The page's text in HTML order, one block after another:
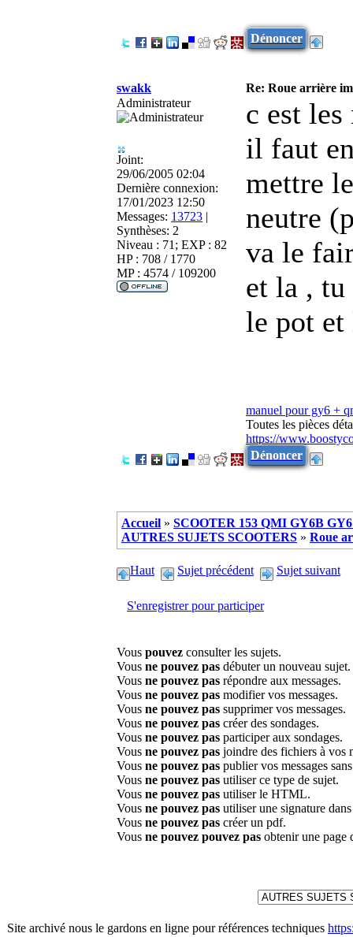
Dénoncer
swakk
Re: Roue arrière
Administrateur
Joint:
29/06/2005 02:04
Dernière connexion:
17/01/2023 12:50
Messages: 13723 |
Synthèses: 2
Niveau : 71; EXP : 82
HP : 708 / 1770
MP : 4574 / 109200
c est
il faut
mettre
neutre
va le
et la , tu
le pot et
manuel pour gy6 +
Toutes les pièces
https://
Dénoncer
Accueil » SCOOTER 153 QMI GY6B
AUTRES SUJETS SCOOTERS » Roue
Haut Sujet précédent Sujet suivant
S'enregistrer pour participer
Vous pouvez consulter les sujets.
Vous ne pouvez pas débuter un nouveau sujet.
Vous ne pouvez pas répondre aux messages.
Vous ne pouvez pas modifier vos messages.
Vous ne pouvez pas supprimer vos messages.
Vous ne pouvez pas créer des sondages.
Vous ne pouvez pas participer aux sondages.
Vous ne pouvez pas joindre des fichiers à vos
Vous ne pouvez pas publier vos messages
Vous ne pouvez pas utiliser ce type de sujet.
Vous ne pouvez pas utiliser le HTML.
Vous ne pouvez pas utiliser une signature
Vous ne pouvez pas créer un pdf.
Vous ne pouvez pouvez pas obtenir une page
Site archivé nous le gardons en ligne pour références techniques